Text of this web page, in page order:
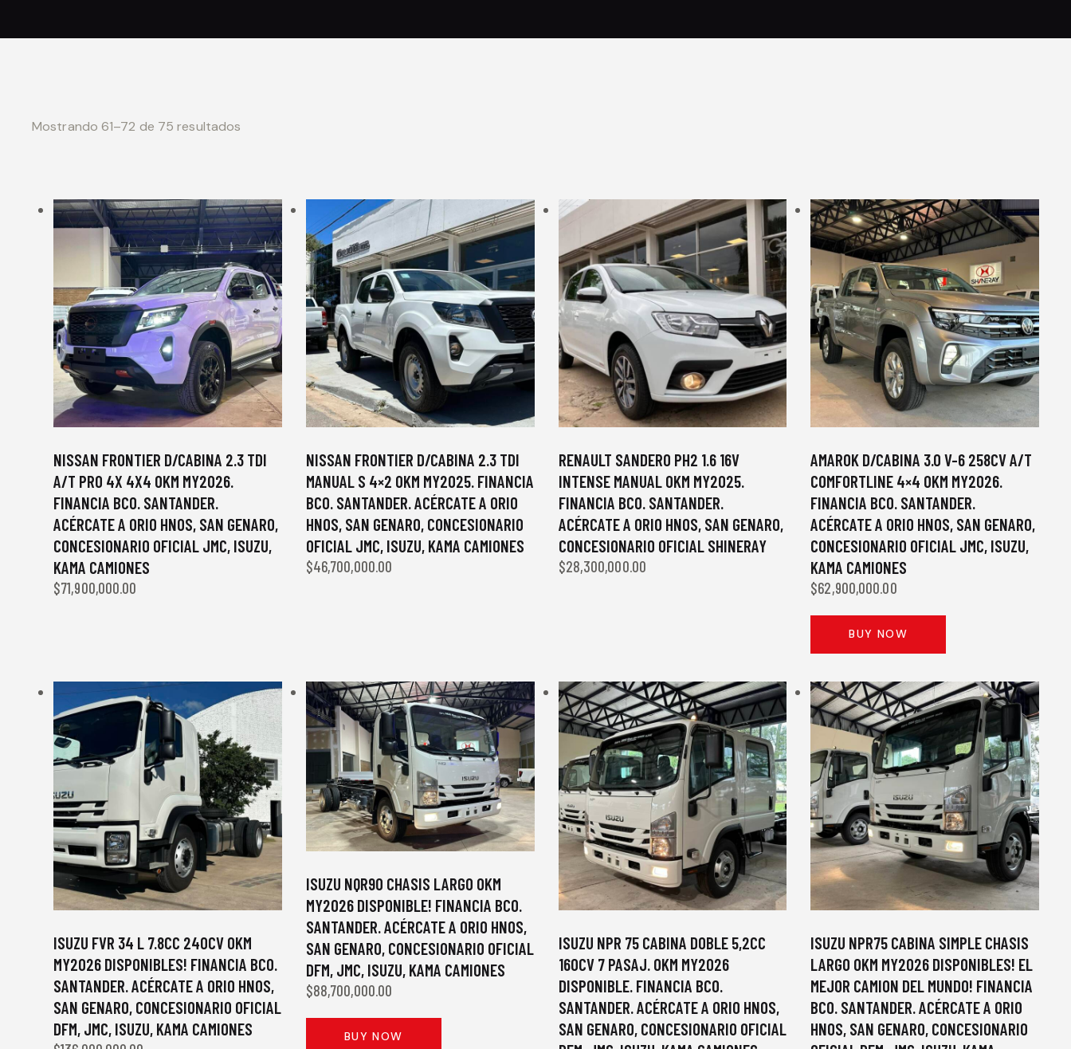
Mostrando 61–72 de 75 resultados
NISSAN FRONTIER D/CABINA 2.3 TDI
A/T PRO 4X 4X4 0KM MY2026.
FINANCIA BCO. SANTANDER.
ACÉRCATE A ORIO HNOS, SAN GENARO,
CONCESIONARIO OFICIAL JMC, ISUZU,
KAMA CAMIONES
$71,900,000.00
NISSAN FRONTIER D/CABINA 2.3 TDI
MANUAL S 4×2 0KM MY2025. FINANCIA
BCO. SANTANDER. ACÉRCATE A ORIO
HNOS, SAN GENARO, CONCESIONARIO
OFICIAL JMC, ISUZU, KAMA CAMIONES
$46,700,000.00
RENAULT SANDERO PH2 1.6 16V
INTENSE MANUAL 0KM MY2025.
FINANCIA BCO. SANTANDER.
ACÉRCATE A ORIO HNOS, SAN GENARO,
CONCESIONARIO OFICIAL SHINERAY
$28,300,000.00
AMAROK D/CABINA 3.0 V-6 258CV A/T
COMFORTLINE 4×4 0KM MY2026.
FINANCIA BCO. SANTANDER.
ACÉRCATE A ORIO HNOS, SAN GENARO,
CONCESIONARIO OFICIAL JMC, ISUZU,
KAMA CAMIONES
$62,900,000.00
BUY NOW
ISUZU FVR 34 L 7.8CC 240CV 0KM
MY2026 DISPONIBLES! FINANCIA BCO.
SANTANDER. ACÉRCATE A ORIO HNOS,
SAN GENARO, CONCESIONARIO OFICIAL
DFM, JMC, ISUZU, KAMA CAMIONES
ISUZU NQR90 CHASIS LARGO 0KM
MY2026 DISPONIBLE! FINANCIA BCO.
SANTANDER. ACÉRCATE A ORIO HNOS,
SAN GENARO, CONCESIONARIO OFICIAL
DFM, JMC, ISUZU, KAMA CAMIONES
$88,700,000.00
BUY NOW
ISUZU NPR 75 CABINA DOBLE 5,2CC
160CV 7 PASAJ. 0KM MY2026
DISPONIBLE. FINANCIA BCO.
SANTANDER. ACÉRCATE A ORIO HNOS,
SAN GENARO, CONCESIONARIO OFICIAL
ISUZU NPR75 CABINA SIMPLE CHASIS
LARGO 0KM MY2026 DISPONIBLES! EL
MEJOR CAMION DEL MUNDO! FINANCIA
BCO. SANTANDER. ACÉRCATE A ORIO
HNOS, SAN GENARO, CONCESIONARIO